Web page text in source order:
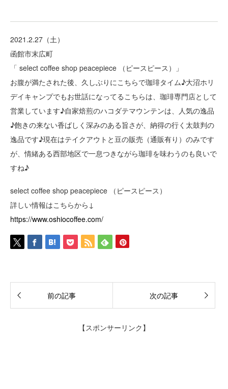
2021.2.27（土）
函館市末広町
「 select coffee shop peacepiece （ピースピース）」
お腹が満たされた後、久しぶりにこちらで珈琲タイム♪大沼ホリ
デイキャンプでもお世話になってるこちらは、珈琲専門店として
営業しています♪自家焙煎のハコダテマウンテンは、人気の逸品
♪飽きの来ない香ばしく深みのある旨さが、納得の行く太鼓判の
逸品です♪現在はテイクアウトと豆の販売（通販有り）のみです
が、情緒ある西部地区で一息つきながら珈琲を味わうのも良いで
すね♪
select coffee shop peacepiece （ピースピース）
詳しい情報はこちらから↓
https://www.oshiocoffee.com/
前の記事 次の記事
【スポンサーリンク】